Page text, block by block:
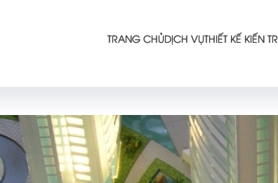
TRANG CHỦDỊCH VỤTHIẾT KẾ KIẾN